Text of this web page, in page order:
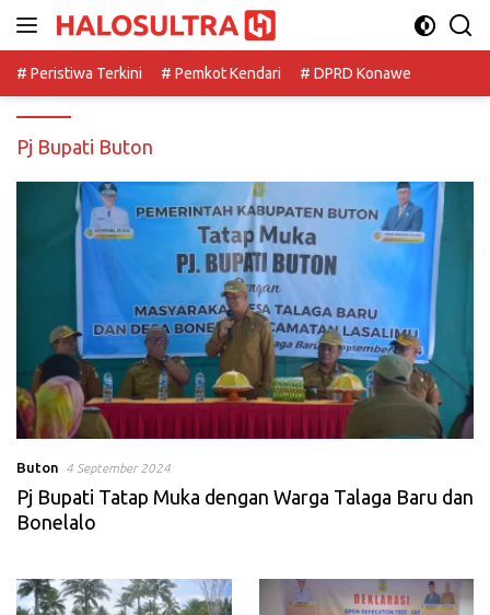
# Peristiwa Terkini
# Pemkot Kendari # DPRD Konawe
Pj Bupati Buton
Buton 4 September 2024
Pj Bupati Tatap Muka dengan Warga Talaga Baru dan
Bonelalo